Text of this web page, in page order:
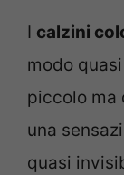
I calzini
modo
piccolo ma
una
quasi